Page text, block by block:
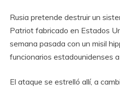
Rusia pretende destruir un
Patriot fabricado en Estados
semana pasada con un misil
funcionarios estadounidenses
El ataque se estrelló allí, a